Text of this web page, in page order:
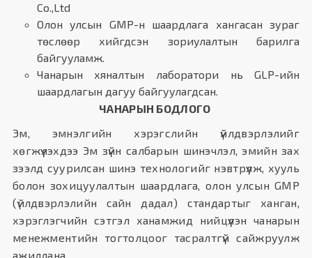
Co.,Ltd
Олон улсын GMP-н шаардлага хангасан зураг
төслөөр хийгдсэн зориулалтын барилга
байгууламж.
Чанарын хяналтын лаборатори нь GLP-ийн
шаардлагын дагуу байгуулагдсан.
ЧАНАРЫН БОДЛОГО
Эм, эмнэлгийн хэрэгслийн үйлдвэрлэлийг
хөгжүүлэхдээ Эм зүйн салбарын шинэчлэл, эмийн зах
зээлд суурилсан шинэ технологийг нэвтрүүлж, хууль
болон зохицуулалтын шаардлага, олон улсын GMP
(үйлдвэрлэлийн сайн дадал) стандартыг ханган,
хэрэглэгчийн сэтгэл ханамжид нийцүүлэн чанарын
менежментийн тогтолцоог тасралтгүй сайжруулж
ажиллана.